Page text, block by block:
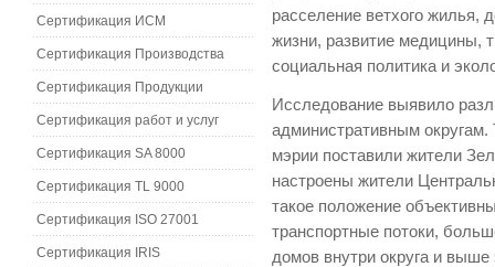
расселение ветхого жилья,
жизни, развитие медицины,
социальная политика и
Исследование выявило
административным
мэрии поставили жители
настроены жители
такое положение
транспортные потоки,
домов внутри округа и
Сертификация ИСМ
Сертификация Производства
Сертификация Продукции
Сертификация работ и услуг
Сертификация SA 8000
Сертификация TL 9000
Сертификация ISO 27001
Сертификация IRIS